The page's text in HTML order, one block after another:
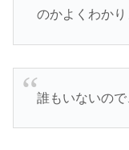
のかよくわかり
誰もいないので